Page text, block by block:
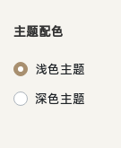
主题配色
浅色主题
深色主题